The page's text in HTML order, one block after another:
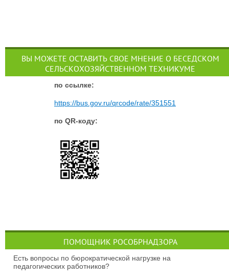
ВЫ МОЖЕТЕ ОСТАВИТЬ СВОЕ МНЕНИЕ О БЕСЕДСКОМ
СЕЛЬСКОХОЗЯЙСТВЕННОМ ТЕХНИКУМЕ
по ссылке:
https://bus.gov.ru/qrcode/rate/351551
по QR-коду:
ПОМОЩНИК РОСОБРНАДЗОРА
Есть вопросы по бюрократической нагрузке на
педагогических работников?